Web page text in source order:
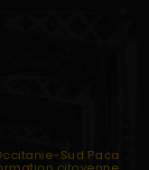
Sud Paca